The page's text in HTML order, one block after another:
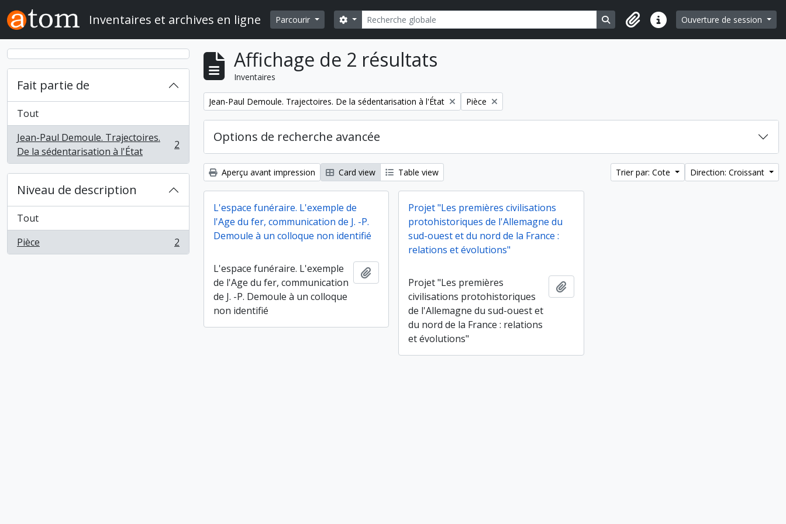
Skip to main content
Inventaires et archives en ligne Parcourir Rechercher
Search options Search in browse page
Liens rapidesOuverture de session
Fait partie de
Tout
Jean-Paul Demoule. Trajectoires.
De la sédentarisation à l'État
, 2 résultats 2
Niveau de description
Tout
Pièce
, 2 résultats 2
Affichage de 2 résultats
Inventaires
Remove filter:
Jean-Paul Demoule. Trajectoires. De la sédentarisation à l'État Remove filter:
Pièce
Options de recherche avancée
Aperçu avant impression Card view Table view Trier par: Cote Direction: Croissant
L'espace funéraire. L'exemple de
l'Age du fer, communication de J. -P.
Demoule à un colloque non identifié
L'espace funéraire. L'exemple
de l'Age du fer, communication
de J. -P. Demoule à un colloque
non identifié
Projet "Les premières civilisations
protohistoriques de l'Allemagne du
sud-ouest et du nord de la France :
relations et évolutions"
Projet "Les premières
civilisations protohistoriques
de l'Allemagne du sud-ouest et
du nord de la France : relations
et évolutions"
Ajouter au presse-papier